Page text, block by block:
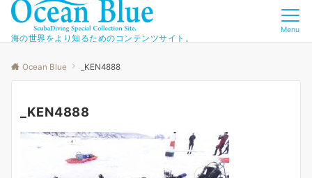
海の世界をより知るためのコンテンツサイト。
Menu
Ocean Blue _KEN4888
_KEN4888